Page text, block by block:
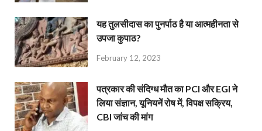
यह तुलसीदास का पुनर्पाठ है या आत्महीनता से
उपजा कुपाठ?
February 12, 2023
पत्रकार की संदिग्ध मौत का PCI और EGI ने
लिया संज्ञान, यूनियनें रोष में, विपक्ष सक्रिय,
CBI जांच की मांग